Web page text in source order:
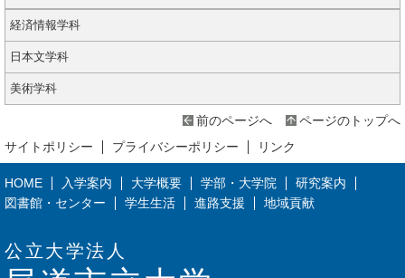
経済情報学科
日本文学科
美術学科
ページのトップへ
前のページへ
サイトポリシー
プライバシーポリシー リンク
HOME 入学案内 大学概要 学部・大学院
研究案内
図書館・センター
学生生活 進路支援 地域貢献
公立大学法人